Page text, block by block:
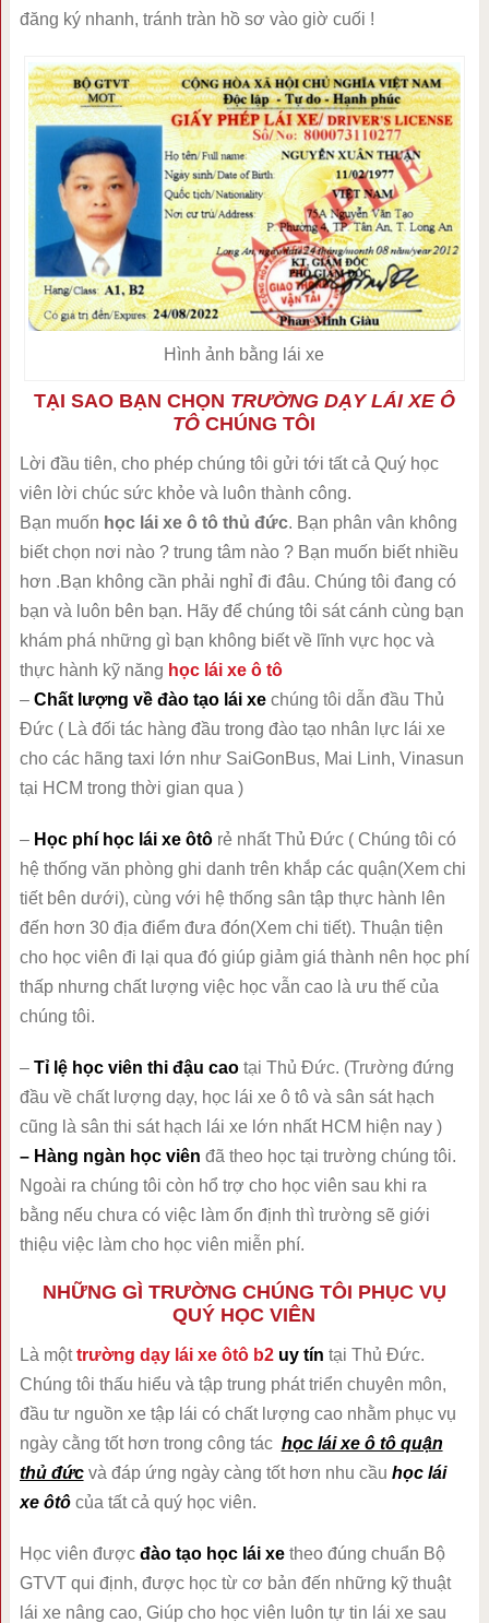
đăng ký nhanh, tránh tràn hồ sơ vào giờ cuối !
Hình ảnh bằng lái xe
TẠI SAO BẠN CHỌN TRƯỜNG DẠY LÁI XE Ô
TÔ CHÚNG TÔI
Lời đầu tiên, cho phép chúng tôi gửi tới tất cả Quý học
viên lời chúc sức khỏe và luôn thành công.
Bạn muốn học lái xe ô tô thủ đức. Bạn phân vân không
biết chọn nơi nào ? trung tâm nào ? Bạn muốn biết nhiều
hơn .Bạn không cần phải nghỉ đi đâu. Chúng tôi đang có
bạn và luôn bên bạn. Hãy để chúng tôi sát cánh cùng bạn
khám phá những gì bạn không biết về lĩnh vực học và
thực hành kỹ năng học lái xe ô tô
– Chất lượng về đào tạo lái xechúng tôi dẫn đầu Thủ
Đức ( Là đối tác hàng đầu trong đào tạo nhân lực lái xe
cho các hãng taxi lớn như SaiGonBus, Mai Linh, Vinasun
tại HCM trong thời gian qua )
– Học phí học lái xe ôtô rẻ nhất Thủ Đức ( Chúng tôi có
hệ thống văn phòng ghi danh trên khắp các quận(Xem chi
tiết bên dưới), cùng với hệ thống sân tập thực hành lên
đến hơn 30 địa điểm đưa đón(Xem chi tiết). Thuận tiện
cho học viên đi lại qua đó giúp giảm giá thành nên học phí
thấp nhưng chất lượng việc học vẫn cao là ưu thế của
chúng tôi.
– Tỉ lệ học viên thi đậu caotại Thủ Đức. (Trường đứng
đầu về chất lượng dạy, học lái xe ô tô và sân sát hạch
cũng là sân thi sát hạch lái xe lớn nhất HCM hiện nay )
– Hàng ngàn học viên đã theo học tại trường chúng tôi.
Ngoài ra chúng tôi còn hổ trợ cho học viên sau khi ra
bằng nếu chưa có việc làm ổn định thì trường sẽ giới
thiệu việc làm cho học viên miễn phí.
NHỮNG GÌ TRƯỜNG CHÚNG TÔI PHỤC VỤ
QUÝ HỌC VIÊN
Là mộttrường dạy lái xe ôtô b2uy tín tại Thủ Đức.
Chúng tôi thấu hiểu và tập trung phát triển chuyên môn,
đầu tư nguồn xe tập lái có chất lượng cao nhằm phục vụ
ngày cằng tốt hơn trong công tác học lái xe ô tô quận
thủ đứcvà đáp ứng ngày càng tốt hơn nhu cầu học lái
xe ôtô của tất cả quý học viên.
Học viên được đào tạo học lái xetheo đúng chuẩn Bộ
GTVT qui định, được học từ cơ bản đến những kỹ thuật
lái xe nâng cao, Giúp cho học viên luôn tự tin lái xe sau